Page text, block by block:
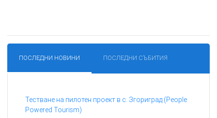
ПОСЛЕДНИ НОВИНИ ПОСЛЕДНИ СЪБИТИЯ
Тестване на пилотен проект в с. Згориград (People
Powered Tourism)